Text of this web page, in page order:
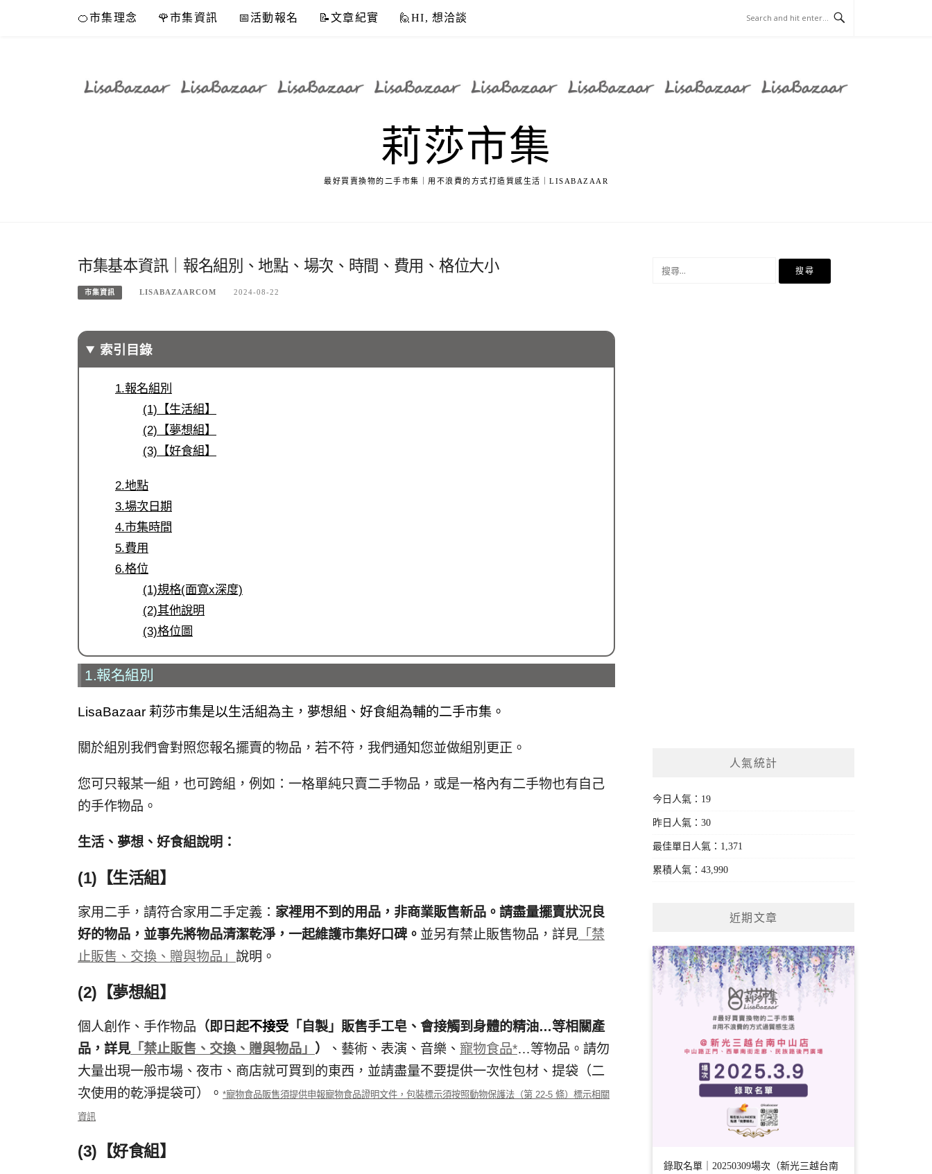
🍊市集理念 🌹市集資訊 📅活動報名 📝文章紀實 🙋HI, 想洽談
莉莎市集
最好買賣換物的二手市集｜用不浪費的方式打造質感生活｜LISABAZAAR
市集基本資訊｜報名組別、地點、場次、時間、費用、格位大小
市集資訊 LISABAZAARCOM 2024-08-22
索引目錄
1.報名組別
(1)【生活組】
(2)【夢想組】
(3)【好食組】
2.地點
3.場次日期
4.市集時間
5.費用
6.格位
(1)規格(面寬x深度)
(2)其他說明
(3)格位圖
1.報名組別
LisaBazaar 莉莎市集是以生活組為主，夢想組、好食組為輔的二手市集。
關於組別我們會對照您報名擺賣的物品，若不符，我們通知您並做組別更正。
您可只報某一組，也可跨組，例如：一格單純只賣二手物品，或是一格內有二手物也有自己
的手作物品。
生活、夢想、好食組說明：
(1)【生活組】
家用二手，請符合家用二手定義： 家裡用不到的用品，非商業販售新品。請盡量擺賣狀況良
好的物品，並事先將物品清潔乾淨，一起維護市集好口碑。 並另有禁止販售物品，詳見 「禁
止販售、交換、贈與物品」 說明。
(2)【夢想組】
個人創作、手作物品 （即日起不接受 「自製」販售手工皂、會接觸到身體的精油…等相關產
品，詳見「禁止販售、交換、贈與物品」 ） 、藝術、表演、音樂、 寵物食品*…等物品。請勿
大量出現一般市場、夜市、商店就可買到的東西，並請盡量不要提供一次性包材、提袋（二
次使用的乾淨提袋可）。 *寵物食品販售須提供申報寵物食品證明文件 ， 包裝標示須按照動物保護法（第 22-5 條）標示相關
資訊
(3)【好食組】
人氣統計
今日人氣：19
昨日人氣：30
最佳單日人氣：1,371
累積人氣：43,990
近期文章
錄取名單｜20250309場次（新光三越台南